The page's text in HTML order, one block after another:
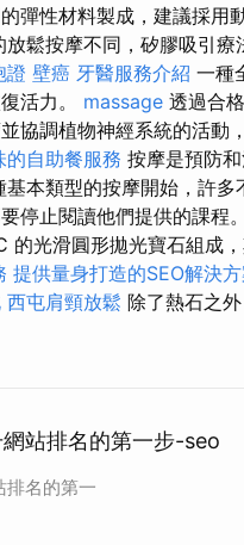
彈性材料製成，建議採用
鬆按摩不同，矽膠吸引
證 壁癌 牙醫服務介紹 一種
活力。 massage 透過合
協調植物神經系統的活動
的自助餐服務 按摩是預防
基本類型的按摩開始，許
停止閱讀他們提供的課
的光滑圓形拋光寶石組成
提供量身打造的SEO解決
西屯肩頸放鬆 除了熱石之
站排名的第一步-seo
排名的第一